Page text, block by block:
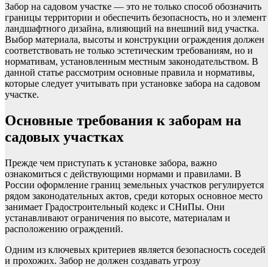
Забор на садовом участке — это не только способ обозначить
границы территории и обеспечить безопасность, но и элемент
ландшафтного дизайна, влияющий на внешний вид участка.
Выбор материала, высоты и конструкции ограждения должен
соответствовать не только эстетическим требованиям, но и
нормативам, установленным местным законодательством. В
данной статье рассмотрим основные правила и нормативы,
которые следует учитывать при установке забора на садовом
участке.
Основные требования к заборам на
садовых участках
Прежде чем приступать к установке забора, важно
ознакомиться с действующими нормами и правилами. В
России оформление границ земельных участков регулируется
рядом законодательных актов, среди которых основное место
занимает Градостроительный кодекс и СНиПы. Они
устанавливают ограничения по высоте, материалам и
расположению ограждений.
Одним из ключевых критериев является безопасность соседей
и прохожих. Забор не должен создавать угрозу